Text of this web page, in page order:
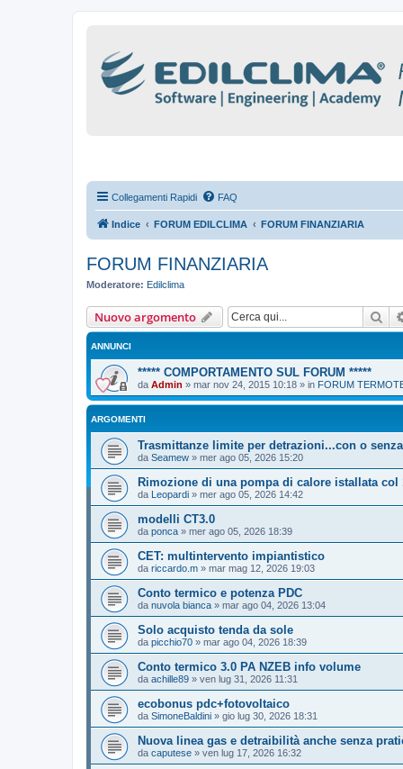
Collegamenti Rapidi FAQ
Indice FORUM EDILCLIMA FORUM FINANZIARIA
FORUM FINANZIARIA
Moderatore: Edilclima
Nuovo argomento
ANNUNCI
***** COMPORTAMENTO SUL FORUM *****
da Admin » mar nov 24, 2015 10:18 » in FORUM
ARGOMENTI
Trasmittanze limite per detrazioni...con o
da Seamew » mer ago 05, 2026 15:20
Rimozione di una pompa di calore istallata col
da Leopardi » mer ago 05, 2026 14:42
modelli CT3.0
da ponca » mer ago 05, 2026 18:39
CET: multintervento impiantistico
da riccardo.m » mar mag 12, 2026 19:03
Conto termico e potenza PDC
da nuvola bianca » mar ago 04, 2026 13:04
Solo acquisto tenda da sole
da picchio70 » mar ago 04, 2026 18:39
Conto termico 3.0 PA NZEB info volume
da achille89 » ven lug 31, 2026 11:31
ecobonus pdc+fotovoltaico
da SimoneBaldini » gio lug 30, 2026 18:31
Nuova linea gas e detraibilità anche senza
da caputese » ven lug 17, 2026 16:32